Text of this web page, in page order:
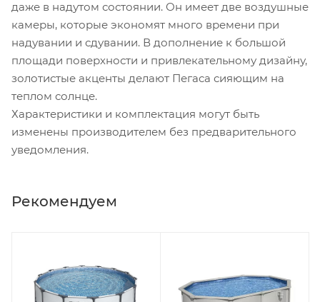
даже в надутом состоянии. Он имеет две воздушные
камеры, которые экономят много времени при
надувании и сдувании. В дополнение к большой
площади поверхности и привлекательному дизайну,
золотистые акценты делают Пегаса сияющим на
теплом солнце.
Характеристики и комплектация могут быть
изменены производителем без предварительного
уведомления.
Рекомендуем